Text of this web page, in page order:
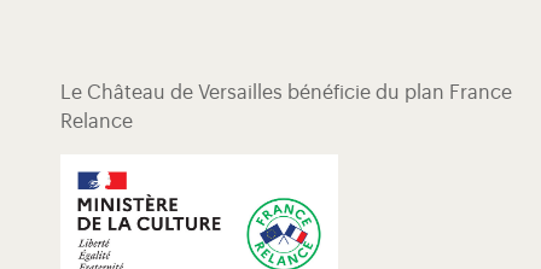
Le Château de Versailles bénéficie du plan France
Relance